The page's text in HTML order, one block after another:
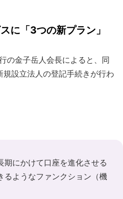
に「3つの新プラン」
の金子岳人会長によると、同
規設立法人の登記手続きが行わ
期にかけて口座を進化させる
るようなファンクション（機